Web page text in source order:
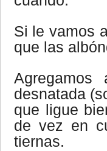
Si le vamos
que las
desnatada
que ligue
de vez en
tiernas.